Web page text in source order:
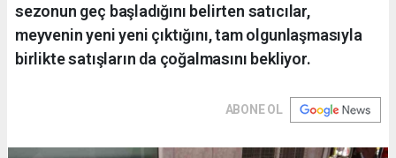
sezonun geç başladığını belirten satıcılar,
meyvenin yeni yeni çıktığını, tam olgunlaşmasıyla
birlikte satışların da çoğalmasını bekliyor.
ABONE OL